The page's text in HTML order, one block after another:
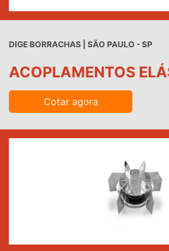
DIGE BORRACHAS | SÃO PAULO - SP
ACOPLAMENTOS
Cotar agora